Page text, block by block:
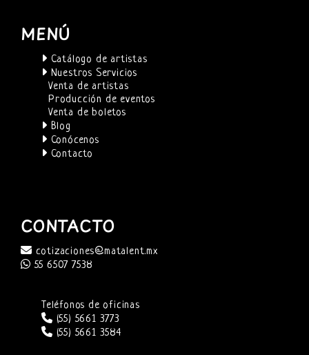
MENÚ
Catálogo de artistas
Nuestros Servicios
Venta de artistas
Producción de eventos
Venta de boletos
Blog
Conócenos
Contacto
CONTACTO
cotizaciones@matalent.mx
55 6507 7538
Teléfonos de oficinas
(55) 5661 3773
(55) 5661 3584